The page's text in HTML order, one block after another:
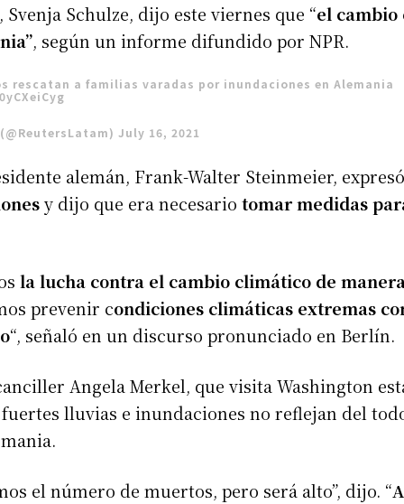
Schulze, dijo este viernes que “el
, según un informe difundido por NPR.
a familias varadas por inundaciones en Alemania
July 16, 2021
alemán, Frank-Walter Steinmeier,
y dijo que era necesario tomar medidas
la lucha contra el cambio climático de
prevenir condiciones climáticas extremas
“, señaló en un discurso pronunciado en Berlín.
Angela Merkel, que visita Washington
fuertes lluvias e inundaciones no reflejan del
el número de muertos, pero será alto”, dijo. “